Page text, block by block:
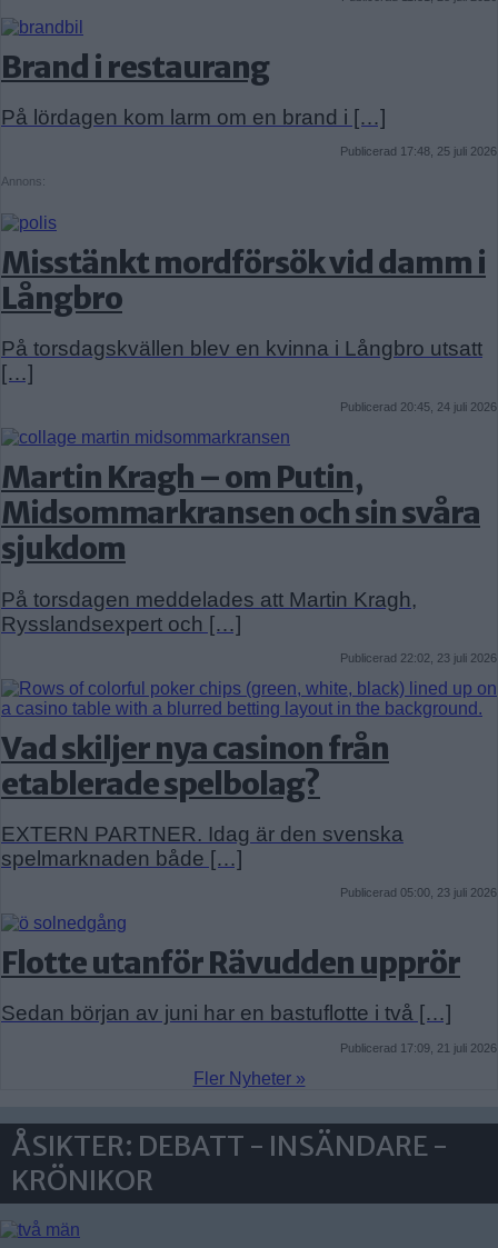
Brand i restaurang
På lördagen kom larm om en brand i […]
Publicerad 17:48, 25 juli 2026
Annons:
Misstänkt mordförsök vid damm i
Långbro
På torsdagskvällen blev en kvinna i Långbro utsatt
[…]
Publicerad 20:45, 24 juli 2026
Martin Kragh – om Putin,
Midsommarkransen och sin svåra
sjukdom
På torsdagen meddelades att Martin Kragh,
Rysslandsexpert och […]
Publicerad 22:02, 23 juli 2026
Vad skiljer nya casinon från
etablerade spelbolag?
EXTERN PARTNER. Idag är den svenska
spelmarknaden både […]
Publicerad 05:00, 23 juli 2026
Flotte utanför Rävudden upprör
Sedan början av juni har en bastuflotte i två […]
Publicerad 17:09, 21 juli 2026
Fler Nyheter »
ÅSIKTER: DEBATT - INSÄNDARE -
KRÖNIKOR